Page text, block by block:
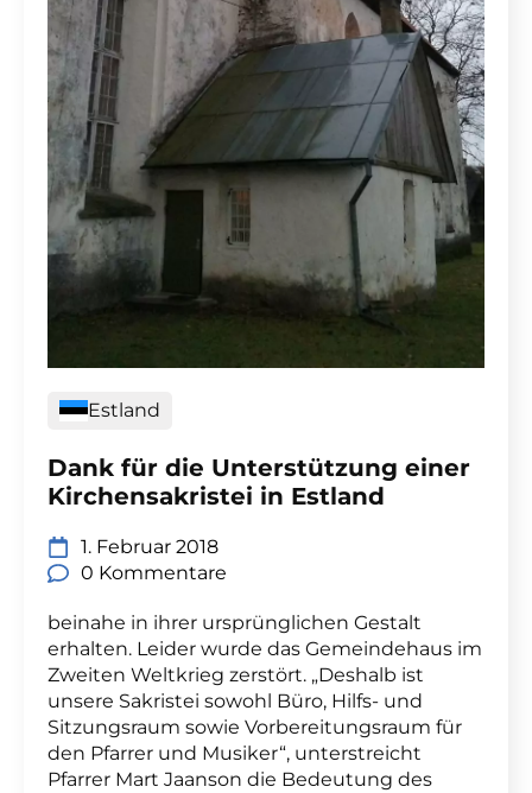
Estland
Dank für die Unterstützung einer
Kirchensakristei in Estland
1. Februar 2018
0 Kommentare
beinahe in ihrer ursprünglichen Gestalt
erhalten. Leider wurde das Gemeindehaus im
Zweiten Weltkrieg zerstört. „Deshalb ist
unsere Sakristei sowohl Büro, Hilfs- und
Sitzungsraum sowie Vorbereitungsraum für
den Pfarrer und Musiker“, unterstreicht
Pfarrer Mart Jaanson die Bedeutung des